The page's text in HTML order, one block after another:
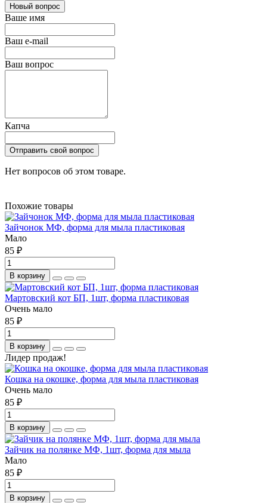
Новый вопрос
Ваше имя
Ваш e-mail
Ваш вопрос
Капча
Отправить свой вопрос
Нет вопросов об этом товаре.
Похожие товары
Зайчонок МФ, форма для мыла пластиковая
Мало
85 ₽
В корзину
Мартовский кот БП, 1шт, форма пластиковая
Очень мало
85 ₽
В корзину
Лидер продаж!
Кошка на окошке, форма для мыла пластиковая
Очень мало
85 ₽
В корзину
Зайчик на полянке МФ, 1шт, форма для мыла
Мало
85 ₽
В корзину